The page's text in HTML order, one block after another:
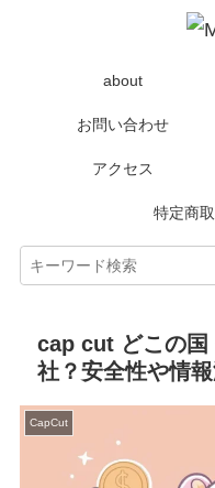
about
お問い合わせ
アクセス
特定商
cap cut どこの国
社？安全性や情
CapCut